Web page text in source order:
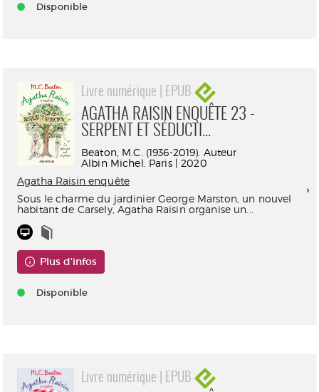
Disponible
Livre numérique | EPUB
AGATHA RAISIN ENQUÊTE 23 -
SERPENT ET SÉDUCTI...
Beaton, M.C. (1936-2019). Auteur
Albin Michel. Paris | 2020
Agatha Raisin enquête
Sous le charme du jardinier George Marston, un nouvel
habitant de Carsely, Agatha Raisin organise un...
Plus d'infos
Disponible
Livre numérique | EPUB